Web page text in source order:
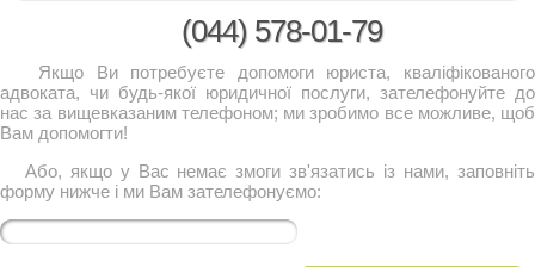
(044) 578-01-79
Якщо Ви потребуєте допомоги юриста, кваліфікованого
адвоката, чи будь-якої юридичної послуги, зателефонуйте до
нас за вищевказаним телефоном; ми зробимо все можливе, щоб
Вам допомогти!
Або, якщо у Вас немає змоги зв'язатись із нами, заповніть
форму нижче і ми Вам зателефонуємо: